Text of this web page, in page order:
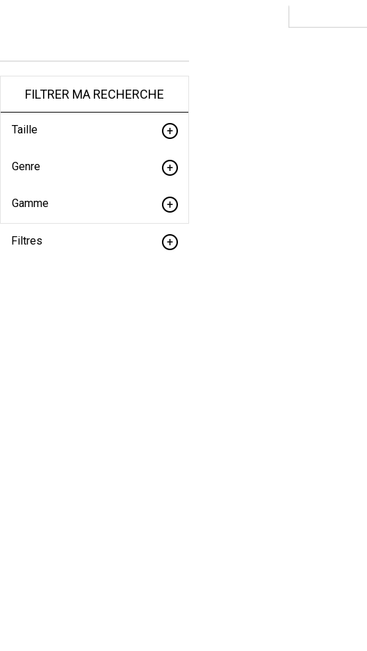
FILTRER MA RECHERCHE
Taille
Genre
Gamme
Filtres